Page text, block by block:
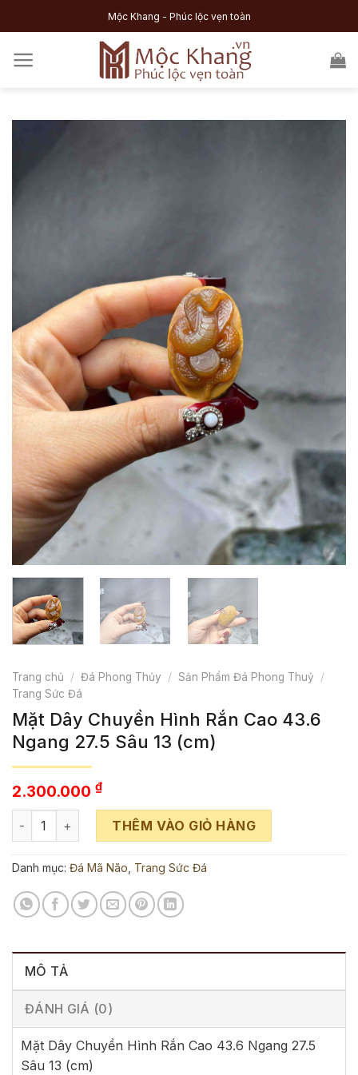
to
Mộc Khang - Phúc lộc vẹn toàn
Trang chủ / Đá Phong Thủy / Sản Phẩm Đá Phong Thuỷ
/
Trang Sức Đá
Mặt Dây Chuyền Hình Rắn Cao 43.6
Ngang 27.5 Sâu 13 (cm)
2.300.000 ₫
Mặt Dây Chuyền Hình Rắn Cao 43.6 Ngang 27.5 Sâu 13 (cm)
THÊM VÀO GIỎ HÀNG
Danh mục: Đá Mã Não Trang Sức Đá
MÔ TẢ
ĐÁNH GIÁ (0)
Mặt Dây Chuyền Hình Rắn Cao 43.6 Ngang 27.5
Sâu 13 (cm)